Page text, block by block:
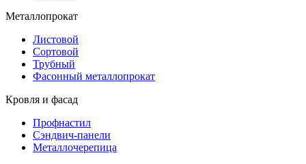
Металлопрокат
Листовой
Сортовой
Трубный
Фасонный металлопрокат
Кровля и фасад
Профнастил
Сэндвич-панели
Металлочерепица